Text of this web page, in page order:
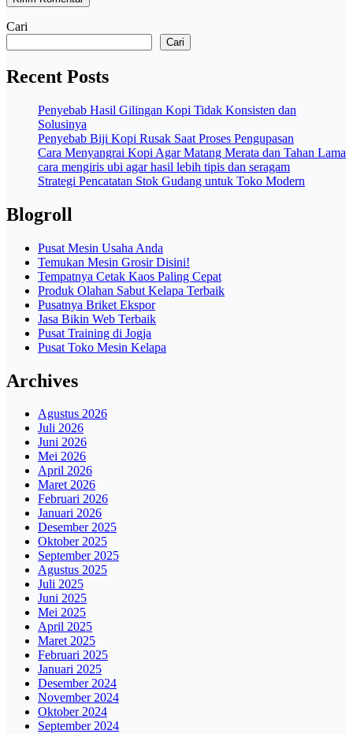
Cari
Cari
Recent Posts
Penyebab Hasil Gilingan Kopi Tidak Konsisten dan
Solusinya
Penyebab Biji Kopi Rusak Saat Proses Pengupasan
Cara Menyangrai Kopi Agar Matang Merata dan Tahan Lama
cara mengiris ubi agar hasil lebih tipis dan seragam
Strategi Pencatatan Stok Gudang untuk Toko Modern
Blogroll
Pusat Mesin Usaha Anda
Temukan Mesin Grosir Disini!
Tempatnya Cetak Kaos Paling Cepat
Produk Olahan Sabut Kelapa Terbaik
Pusatnya Briket Ekspor
Jasa Bikin Web Terbaik
Pusat Training di Jogja
Pusat Toko Mesin Kelapa
Archives
Agustus 2026
Juli 2026
Juni 2026
Mei 2026
April 2026
Maret 2026
Februari 2026
Januari 2026
Desember 2025
Oktober 2025
September 2025
Agustus 2025
Juli 2025
Juni 2025
Mei 2025
April 2025
Maret 2025
Februari 2025
Januari 2025
Desember 2024
November 2024
Oktober 2024
September 2024